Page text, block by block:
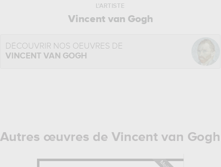
L'ARTISTE
Vincent van Gogh
DÉCOUVRIR NOS OEUVRES DE
VINCENT VAN GOGH
Autres œuvres de Vincent van Gogh